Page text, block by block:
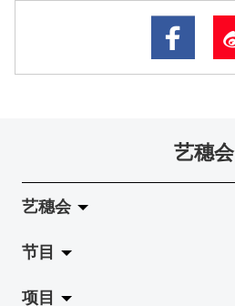
艺穗会
艺穗会
关于艺穗会
艺穗会的演化
节目
拉阔
项目